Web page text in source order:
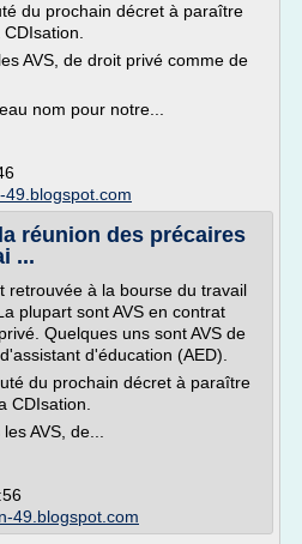
du prochain décret à paraître
AVS, de droit privé comme de
nom pour notre...
réunion des précaires
...
retrouvée à la bourse du travail
plupart sont AVS en contrat
Quelques uns sont AVS de
d'éducation (AED).
du prochain décret à paraître
CDIsation.
AVS, de...
49.blogspot.com